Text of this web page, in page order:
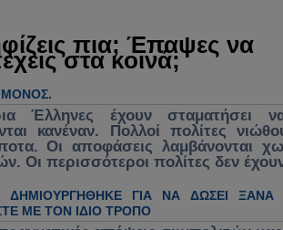
πια; Έπαψες να
στα κοινά;
ΜΌΝΟΣ.
Έλληνες έχουν σταματήσει
κανέναν. Πολλοί πολίτες
Οι αποφάσεις λαμβάνονται
Οι περισσότεροι πολίτες δεν
ΔΗΜΙΟΥΡΓΉΘΗΚΕ ΓΙΑ ΝΑ ΔΏΣΕΙ
ΜΕ ΤΟΝ ΊΔΙΟ ΤΡΌΠΟ